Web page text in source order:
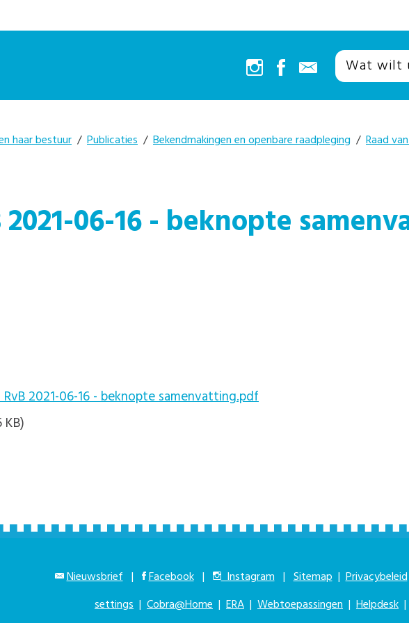
haar bestuur / Publicaties / Bekendmakingen en openbare raadpleging / Raad
2021-06-16 - beknopte
RvB 2021-06-16 - beknopte samenvatting.pdf
KB)
Nieuwsbrief | Facebook | Instagram | Sitemap |Privacybeleid
settings | Cobra@Home | ERA | Webtoepassingen | Helpdesk |